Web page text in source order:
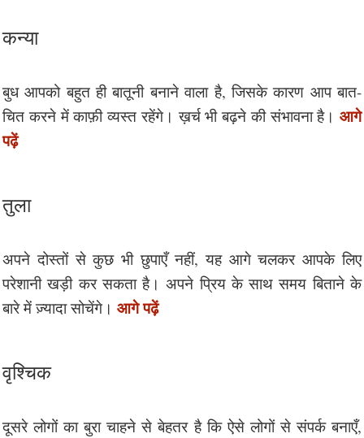
कन्या
बुध आपको बहुत ही बातूनी बनाने वाला है, जिसके कारण आप बात-
चित करने में काफ़ी व्यस्त रहेंगे। ख़र्च भी बढ़ने की संभावना है। आगे
पढ़ें
तुला
अपने दोस्तों से कुछ भी छुपाएँ नहीं, यह आगे चलकर आपके लिए
परेशानी खड़ी कर सकता है। अपने प्रिय के साथ समय बिताने के
बारे में ज़्यादा सोचेंगे। आगे पढ़ें
वृश्चिक
दूसरे लोगों का बुरा चाहने से बेहतर है कि ऐसे लोगों से संपर्क बनाएँ,